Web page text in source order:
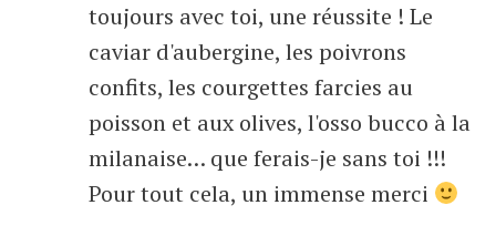
toujours avec toi, une réussite ! Le
caviar d'aubergine, les poivrons
confits, les courgettes farcies au
poisson et aux olives, l'osso bucco à la
milanaise… que ferais-je sans toi !!!
Pour tout cela, un immense merci